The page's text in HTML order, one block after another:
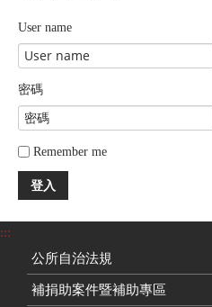
User name
密碼
Remember me
登入
:::
公所自治法規
補捐助案件暨補助專區